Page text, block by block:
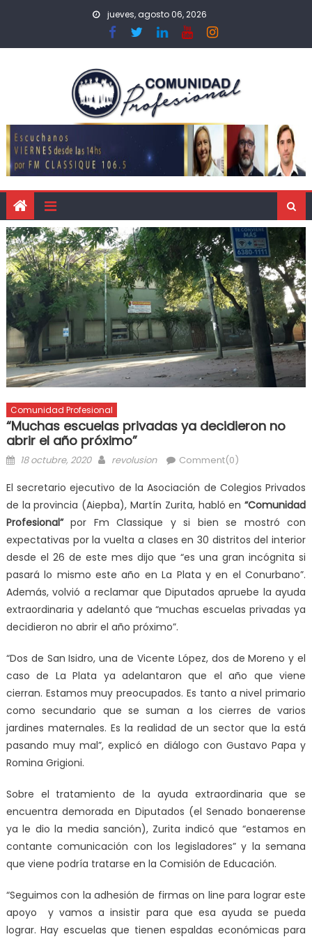
jueves, agosto 06, 2026
Comunidad Profesional
“Muchas escuelas privadas ya decidieron no
abrir el año próximo”
18 octubre, 2020 revolusion Comment(0)
El secretario ejecutivo de la Asociación de Colegios Privados
de la provincia (Aiepba), Martín Zurita, habló en“Comunidad
Profesional”por Fm Classique y si bien se mostró con
expectativas por la vuelta a clases en 30 distritos del interior
desde el 26 de este mes dijo que “es una gran incógnita si
pasará lo mismo este año en La Plata y en el Conurbano”.
Además, volvió a reclamar que Diputados apruebe la ayuda
extraordinaria y adelantó que “muchas escuelas privadas ya
decidieron no abrir el año próximo”.
“Dos de San Isidro, una de Vicente López, dos de Moreno y el
caso de La Plata ya adelantaron que el año que viene
cierran. Estamos muy preocupados. Es tanto a nivel primario
como secundario que se suman a los cierres de varios
jardines maternales. Es la realidad de un sector que la está
pasando muy mal”, explicó en diálogo con Gustavo Papa y
Romina Grigioni.
Sobre el tratamiento de la ayuda extraordinaria que se
encuentra demorada en Diputados (el Senado bonaerense
ya le dio la media sanción), Zurita indicó que “estamos en
contante comunicación con los legisladores” y la semana
que viene podría tratarse en la Comisión de Educación.
“Seguimos con la adhesión de firmas on line para lograr este
apoyo y vamos a insistir para que esa ayuda se pueda
lograr. Hay escuelas que tienen espaldas económicas para